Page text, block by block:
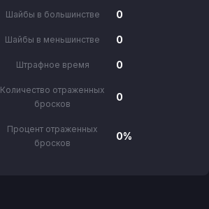
Шайбы в большинстве 0
Шайбы в меньшинстве 0
Штрафное время 0
Количество отраженных
бросков
0
Процент отраженных
бросков
0%